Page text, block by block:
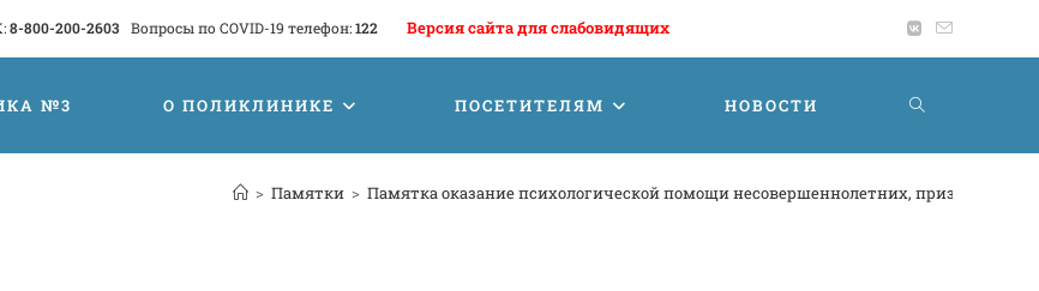
8-800-200-2603 Вопросы по COVID-19 телефон:122 Версия сайта для слабовидящих
№3 О ПОЛИКЛИНИКЕ ПОСЕТИТЕЛЯМ НОВОСТИ
> Памятки > Памятка оказание психологической помощи несовершеннолетних, признанным